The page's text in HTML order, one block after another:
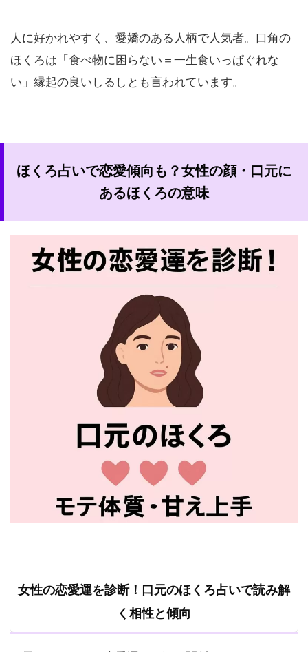
人に好かれやすく、愛嬌のある人柄で人気者。口角の
ほくろは「食べ物に困らない＝一生食いっぱぐれな
い」縁起の良いしるしとも言われています。
ほくろ占いで恋愛傾向も？女性の顔・口元に
あるほくろの意味
女性の恋愛運を診断！口元のほくろ占いで読み解
く相性と傾向